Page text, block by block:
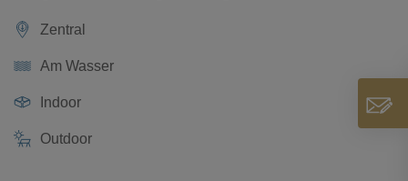
Zentral
Am Wasser
Indoor
Outdoor